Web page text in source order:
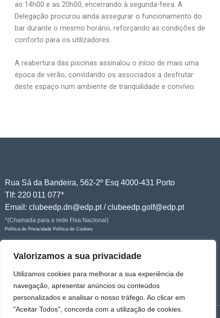
Valorizamos a sua privacidade
Utilizamos cookies para melhorar a sua experiência de
navegação, apresentar anúncios ou conteúdos
personalizados e analisar o nosso tráfego. Ao clicar em
"Aceitar Todos", concorda com a utilização de cookies.
as 14h00 e as 20h00, encerrando à segunda-feira. A
Delegação procurou ainda assegurar o funcionamento do
bar durante o mesmo horário, reforçando as condições de
conforto para os utilizadores.
A reabertura das piscinas assinalou o início de mais uma
época de verão, convidando os associados a desfrutar
deste espaço num ambiente de tranquilidade e convívio.
Rua Sá da Bandeira, 562-2º Esq 4000-431 Porto
Tlf: 220 011 077*
Email: clubeedp.dn@edp.pt / clubeedp.golf@edp.pt
*(Chamada para a rede Fixa Nacional)
Política de Privacidade Política de Cookies